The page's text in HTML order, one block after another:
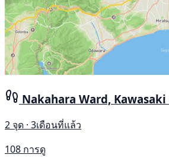
Nakahara Ward,
2 จุด · 3เดือนที่แล้ว
108 การดู